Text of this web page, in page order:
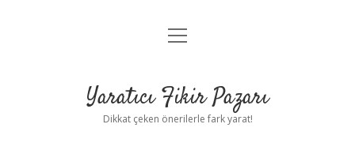
Anasayfa
Yasal Uyarı
menüyü
Yaratıcı Fikir Pazarı
Dikkat çeken önerilerle fark yarat!